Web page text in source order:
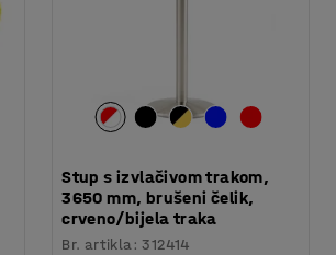
Stup s izvlačivom trakom,
3650 mm, brušeni čelik,
crveno/bijela traka
Br. artikla:312414